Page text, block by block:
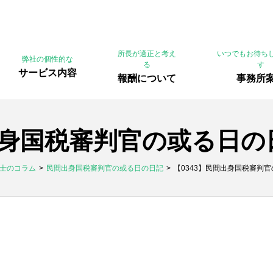
弊社の個性的な
サービス内容
所長が適正と考え
る
報酬について
いつでもお待ち
す
事務所
国税審判官の或る日
のコラム 民間出身国税審判官の或る日の日記 【0343】民間出身国税審判